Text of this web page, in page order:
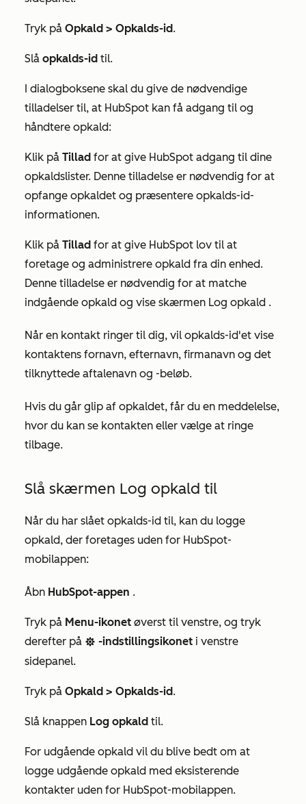
Tryk på Opkald > Opkalds-id.
Slå opkalds-id til.
I dialogboksene skal du give de nødvendige
tilladelser til, at HubSpot kan få adgang til og
håndtere opkald:
Klik på Tillad for at give HubSpot adgang til dine
opkaldslister. Denne tilladelse er nødvendig for at
opfange opkaldet og præsentere opkalds-id-
informationen.
Klik på Tillad for at give HubSpot lov til at
foretage og administrere opkald fra din enhed.
Denne tilladelse er nødvendig for at matche
indgående opkald og vise skærmen Log opkald .
Når en kontakt ringer til dig, vil opkalds-id'et vise
kontaktens fornavn, efternavn, firmanavn og det
tilknyttede aftalenavn og -beløb.
Hvis du går glip af opkaldet, får du en meddelelse,
hvor du kan se kontakten eller vælge at ringe
tilbage.
Slå skærmen Log opkald til
Når du har slået opkalds-id til, kan du logge
opkald, der foretages uden for HubSpot-
mobilappen:
Åbn HubSpot-appen .
Tryk på Menu-ikonet øverst til venstre, og tryk
derefter på settings -indstillingsikonet i venstre
sidepanel.
Tryk på Opkald > Opkalds-id.
Slå knappen Log opkald til.
For udgående opkald vil du blive bedt om at
logge udgående opkald med eksisterende
kontakter uden for HubSpot-mobilappen.